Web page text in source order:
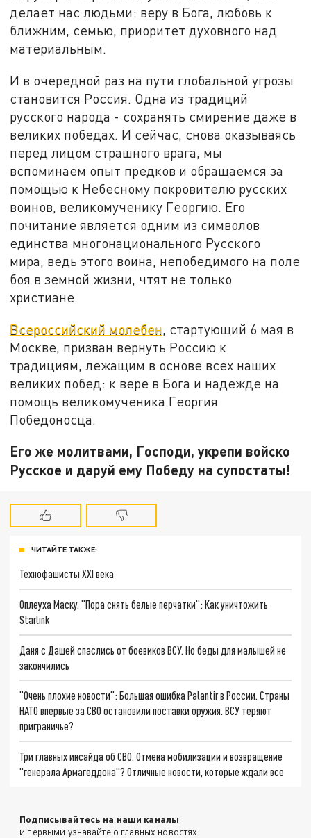
делает нас людьми: веру в Бога, любовь к
ближним, семью, приоритет духовного над
материальным.
И в очередной раз на пути глобальной угрозы
становится Россия. Одна из традиций
русского народа - сохранять смирение даже в
великих победах. И сейчас, снова оказываясь
перед лицом страшного врага, мы
вспоминаем опыт предков и обращаемся за
помощью к Небесному покровителю русских
воинов, великомученику Георгию. Его
почитание является одним из символов
единства многонационального Русского
мира, ведь этого воина, непобедимого на поле
боя в земной жизни, чтят не только
христиане.
Всероссийский молебен , стартующий 6 мая в
Москве, призван вернуть Россию к
традициям, лежащим в основе всех наших
великих побед: к вере в Бога и надежде на
помощь великомученика Георгия
Победоносца.
Его же молитвами, Господи, укрепи войско
Русское и даруй ему Победу на супостаты!
ЧИТАЙТЕ ТАКЖЕ:
Технофашисты XXI века
Оплеуха Маску. "Пора снять белые перчатки": Как уничтожить
Starlink
Даня с Дашей спаслись от боевиков ВСУ. Но беды для малышей не
закончились
"Очень плохие новости": Большая ошибка Palantir в России. Страны
НАТО впервые за СВО остановили поставки оружия. ВСУ теряют
приграничье?
Три главных инсайда об СВО. Отмена мобилизации и возвращение
"генерала Армагеддона"? Отличные новости, которые ждали все
Подписывайтесь на наши каналы
и первыми узнавайте о главных новостях